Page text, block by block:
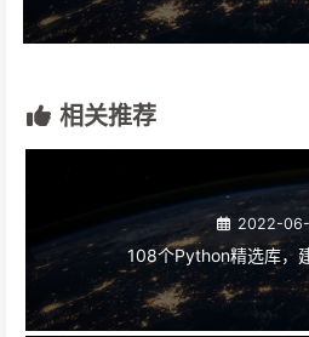
相关推荐
2022-
108个Python精选库，